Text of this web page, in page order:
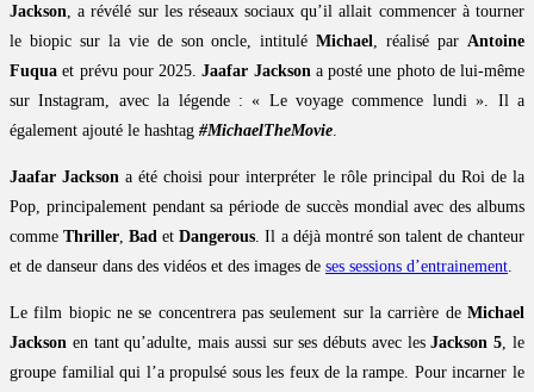
Jackson, a révélé sur les réseaux sociaux qu’il allait commencer à tourner
le biopic sur la vie de son oncle, intituléMichael, réalisé par Antoine
Fuqua et prévu pour 2025.Jaafar Jacksona posté une photo de lui-même
sur Instagram, avec la légende : « Le voyage commence lundi ». Il a
également ajouté le hashtag #MichaelTheMovie.
Jaafar Jackson a été choisi pour interpréter le rôle principal du Roi de la
Pop, principalement pendant sa période de succès mondial avec des albums
commeThriller,Bad etDangerous. Il a déjà montré son talent de chanteur
et de danseur dans des vidéos et des images de ses sessions d’entrainement.
Le film biopic ne se concentrera pas seulement sur la carrière de Michael
Jackson en tant qu’adulte, mais aussi sur ses débuts avec lesJackson 5, le
groupe familial qui l’a propulsé sous les feux de la rampe. Pour incarner le